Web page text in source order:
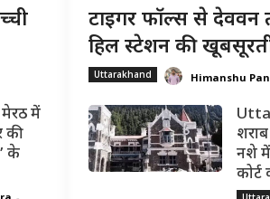
में
की
के
टाइगर फॉल्स से देववन
हिल स्टेशन की
Uttarakhand Himanshu
नशे में